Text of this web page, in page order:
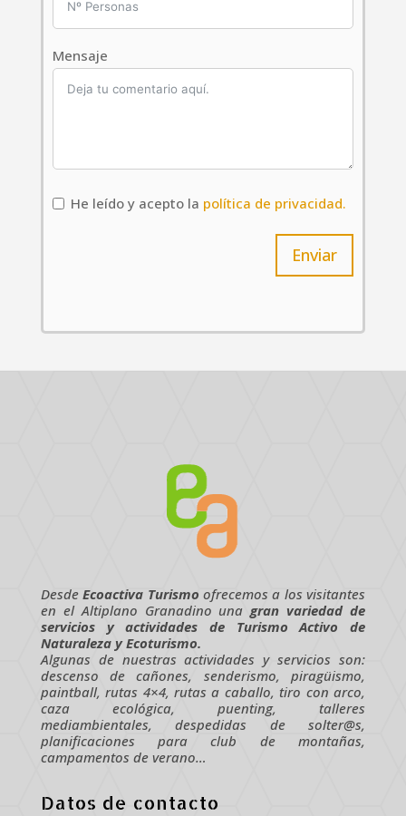
Mensaje
He leído y acepto la política de privacidad.
Enviar
DesdeEcoactiva Turismo ofrecemos a los visitantes
en el Altiplano Granadino unagran variedad de
servicios y actividades de Turismo Activo de
Naturaleza y Ecoturismo.
Algunas de nuestras actividades y servicios son:
descenso de cañones, senderismo, piragüismo,
paintball, rutas 4×4, rutas a caballo, tiro con arco,
caza ecológica, puenting, talleres
mediambientales, despedidas de solter@s,
planificaciones para club de montañas,
campamentos de verano…
Datos de contacto